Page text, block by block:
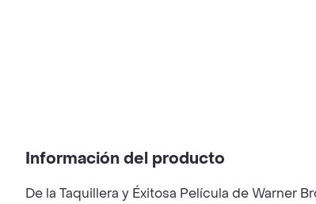
Información del producto
De la Taquillera y Éxitosa Película de Warner